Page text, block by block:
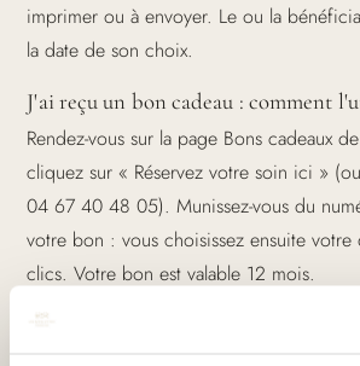
imprimer ou à envoyer. Le ou la
la date de son choix.
J'ai reçu un bon cadeau : comment
Rendez-vous sur la page Bons cadeaux
cliquez sur « Réservez votre soin ici »
04 67 40 48 05). Munissez-vous du
votre bon : vous choisissez ensuite votre
clics. Votre bon est valable 12 mois.
Quand les bons cadeaux sont-ils